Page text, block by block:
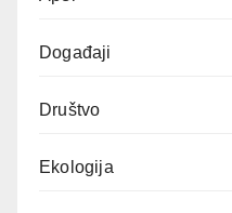
Događaji
Društvo
Ekologija